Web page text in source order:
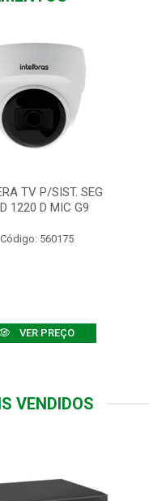
TV P/SIST. SEG
1220 D MIC G9
Código: 560175
VER PREÇO
VENDIDOS